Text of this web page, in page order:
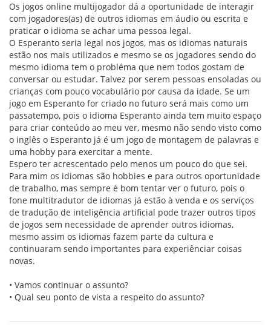
Os jogos online multijogador dá a oportunidade de interagir
com jogadores(as) de outros idiomas em áudio ou escrita e
praticar o idioma se achar uma pessoa legal.
O Esperanto seria legal nos jogos, mas os idiomas naturais
estão nos mais utilizados e mesmo se os jogadores sendo do
mesmo idioma tem o probléma que nem todos gostam de
conversar ou estudar. Talvez por serem pessoas ensoladas ou
crianças com pouco vocabulário por causa da idade. Se um
jogo em Esperanto for criado no futuro será mais como um
passatempo, pois o idioma Esperanto ainda tem muito espaço
para criar conteúdo ao meu ver, mesmo não sendo visto como
o inglês o Esperanto já é um jogo de montagem de palavras e
uma hobby para exercitar a mente.
Espero ter acrescentado pelo menos um pouco do que sei.
Para mim os idiomas são hobbies e para outros oportunidade
de trabalho, mas sempre é bom tentar ver o futuro, pois o
fone multitradutor de idiomas já estão à venda e os serviços
de tradução de inteligência artificial pode trazer outros tipos
de jogos sem necessidade de aprender outros idiomas,
mesmo assim os idiomas fazem parte da cultura e
continuaram sendo importantes para experiênciar coisas
novas.
• Vamos continuar o assunto?
• Qual seu ponto de vista a respeito do assunto?